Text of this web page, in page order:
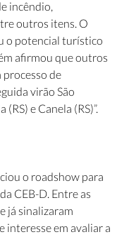
incêndio,
outros itens. O
o potencial turístico
afirmou que outros
processo de
virão São
e Canela (RS)”.
o roadshow para
CEB-D. Entre as
já sinalizaram
interesse em avaliar a